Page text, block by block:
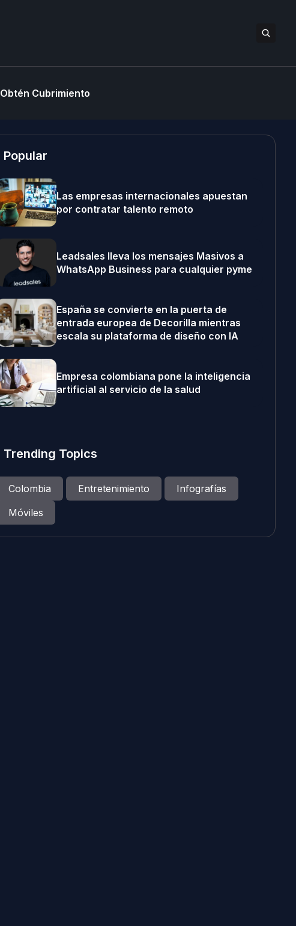
Obtén Cubrimiento
Popular
Las empresas internacionales apuestan
por contratar talento remoto
Leadsales lleva los mensajes Masivos a
WhatsApp Business para cualquier pyme
España se convierte en la puerta de
entrada europea de Decorilla mientras
escala su plataforma de diseño con IA
Empresa colombiana pone la inteligencia
artificial al servicio de la salud
Trending Topics
Colombia Entretenimiento
Infografías
Móviles